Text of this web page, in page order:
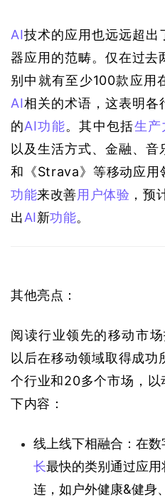
AI技术的应用也远远超出
器应用的范畴。仅在过去
别中就有至少100款应用
AI相关的术语，这表明各
的AI功能。其中包括生产
以及生活方式、金融、音
和《Strava》等移动应用
功能来改善用户体验 ，预
出AI新功能。
其他亮点：
阅读行业领先的移动市
以后在移动领域取得成功
个行业和20多个市场，
下内容：
线上线下相融合：在
长最快的类别通过应
连，如户外健康&健身